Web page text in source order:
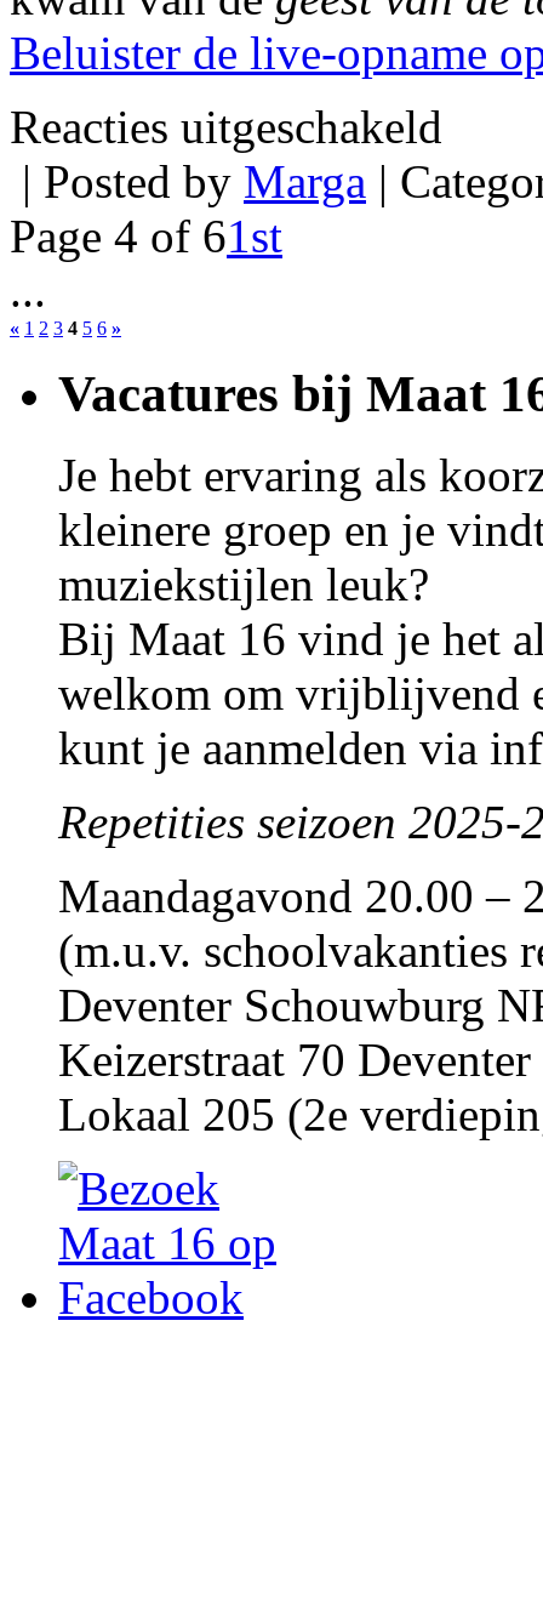
Beluister de live-opname
Reacties uitgeschakeld
2014:
Maat
| Posted by Marga |
Page 4 of 61st
...
« 1 2 3 4 5 6 »
Vacatures bij Maat
Je hebt ervaring als
kleinere groep en je
muziekstijlen leuk?
Bij Maat 16 vind je het
welkom om vrijblijvend
kunt je aanmelden via
Repetities seizoen 2025-
Maandagavond 20.00 –
(m.u.v. schoolvakanties
Deventer Schouwburg
Keizerstraat 70 Deventer
Lokaal 205 (2e